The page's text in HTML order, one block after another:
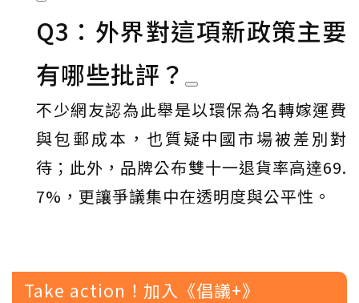
Q3：外界對這項新政策主要
有哪些批評？
不少網友認為此舉是以環保為名轉嫁運費
與包郵成本，也質疑中國市場被差別對
待；此外，品牌公布雙十一退貨率高達69.
7%，更讓爭議集中在透明度與公平性。
Take action！加入《倡議+》